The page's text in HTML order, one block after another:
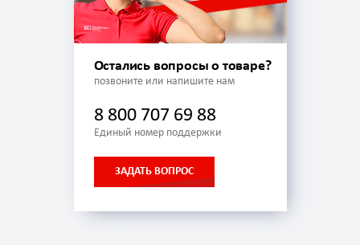
Остались вопросы о товаре?
позвоните или напишите нам
8 800 707 69 88
Единый номер поддержки
ЗАДАТЬ ВОПРОС